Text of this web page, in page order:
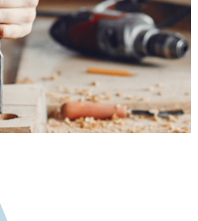
Kreishandwerkerschaft
auf eigenen Internetseiten
und Bundesverbänden viele
Informationen.
» weiter